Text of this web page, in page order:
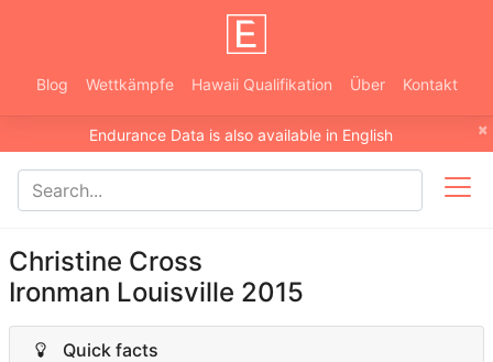
Blog Wettkämpfe Hawaii Qualifikation Über Kontakt
×
Endurance Data is also available in English
Christine Cross
Ironman Louisville 2015
Quick facts